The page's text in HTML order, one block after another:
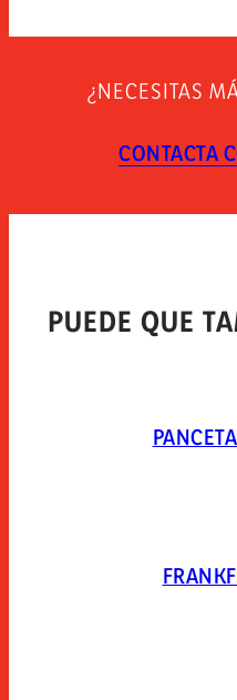
TIPO DE ENVASE
¿NECESITAS
CONTACTA
PUEDE QUE